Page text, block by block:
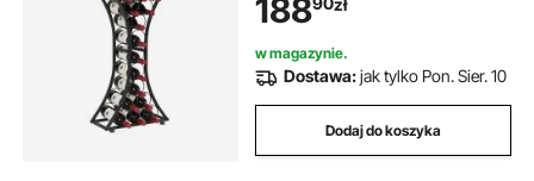
stojak na rower treningowy
stojak uniwersalny
drewniany stojak na drewno
kuchni, piwniczki na wino, baru,
salonu, czarny
188 zł
w magazynie.
Dostawa:jak tylko Pon. Sier. 10
Dodaj do koszyka